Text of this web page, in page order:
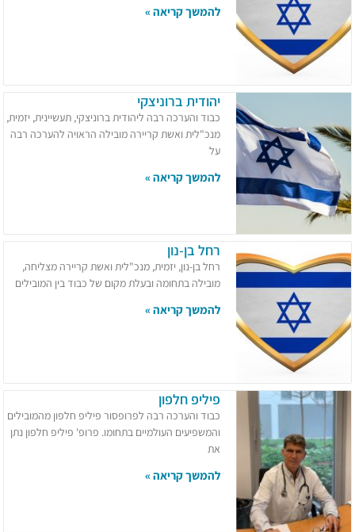
להמשך קריאה »
יהודית ברוניצקי
כבוד והערכה רבה ליהודית ברוניצקי, תעשיינית, יזמית,
מנכ"לית ואשת קריירה מובילה הראויה להערכה רבה
על
להמשך קריאה »
רחל בן-נון
רחל בן-נון, יזמית, מנכ"לית ואשת קריירה מצליחה,
מובילה בתחומה ובעלת מקום של כבוד בין המובילים
להמשך קריאה »
פיליפ חלפון
כבוד והערכה רבה לפרופסור פיליפ חלפון מהמובילים
והמשפיעים העולמיים בתחומו. פרופ' פיליפ חלפון נתן
את
להמשך קריאה »